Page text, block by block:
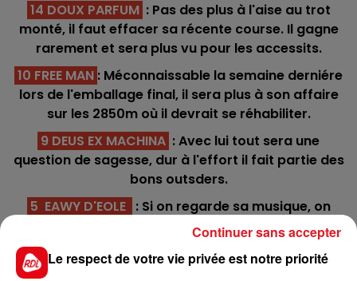
14 DOUX PARFUM : Pas des plus à l'aise au trot
monté, il faut effacer sa récente course. Il gagne
rarement et sera plus vu pour les accessits.
10 FREE MAN : Méconnaissable la semaine derniére
lors de l'emballage final, il sera plus à son affaire
sur les 2850m où il devrait se réhabiliter.
9 DEUS EX MACHINA : Avec lui tout sera une
question de sagesse, dur à l'effort il fait partie des
bons outsders.
5 EAWY D'EOLE : Si on regarde sa musique, on
passe au suivant, mais sa récente disqualification
comporte des excuses. Ca peut-être la bonne
surprise.
Le respect de votre vie privée est notre priorité
Continuer sans accepter